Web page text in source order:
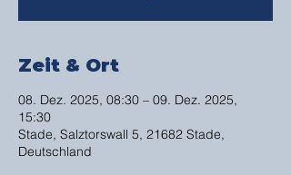
Zeit & Ort
08. Dez. 2025, 08:30 – 09. Dez. 2025,
15:30
Stade, Salztorswall 5, 21682 Stade,
Deutschland